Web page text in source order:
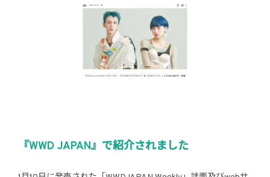
『WWD JAPAN』で紹介されました